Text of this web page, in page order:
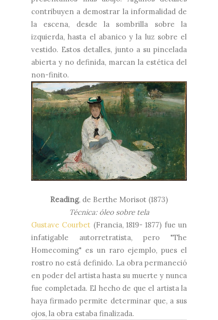
contribuyen a demostrar la informalidad de
la escena, desde la sombrilla sobre la
izquierda, hasta el abanico y la luz sobre el
vestido. Estos detalles, junto a su pincelada
abierta y no definida, marcan la estética del
non-finito.
Reading, de Berthe Morisot (1873)
Técnica: óleo sobre tela
Gustave Courbet (Francia, 1819- 1877) fue un
infatigable autorretratista, pero "The
Homecoming" es un raro ejemplo, pues el
rostro no está definido. La obra permaneció
en poder del artista hasta su muerte y nunca
fue completada. El hecho de que el artista la
haya firmado permite determinar que, a sus
ojos, la obra estaba finalizada.